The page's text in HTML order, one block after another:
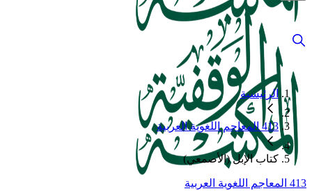
الرئيسية
413 المعاجم اللغوية العربية
كتاب الإبل (الأصمعي)
413 المعاجم اللغوية العربية